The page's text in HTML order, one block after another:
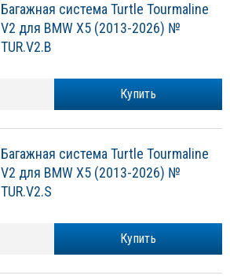
Багажная система Turtle Tourmaline
V2 для BMW X5 (2013-2026) №
TUR.V2.B
Купить
Багажная система Turtle Tourmaline
V2 для BMW X5 (2013-2026) №
TUR.V2.S
Купить